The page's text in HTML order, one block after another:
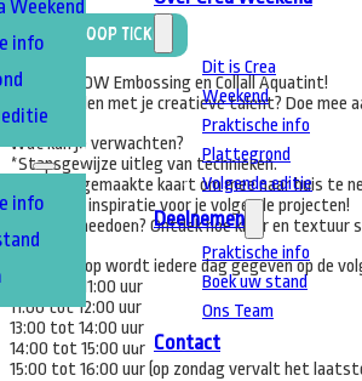
Weekend
info
info
Dit is Crea
Weekend
Praktische info
Plattegrond
Volgende editie
Deelnemen
Praktische info
Boek uw stand
Ons Team
Contact
Koop Ticket
Ontdek WOW Embossing en Collall Aquatint!
Wil jij stralen met je creatieve talent? Doe mee
Wat kun je verwachten?
*Stapsgewijze uitleg van technieken.
*Een handgemaakte kaart om mee naar huis te
*Eindeloze inspiratie voor je volgende projecten!
Waarom meedoen? Ontdek hoe kleur en
De workshop wordt iedere dag gegeven op de
10:00 tot 11:00 uur
11:00 tot 12:00 uur
13:00 tot 14:00 uur
14:00 tot 15:00 uur
15:00 tot 16:00 uur (op zondag vervalt het